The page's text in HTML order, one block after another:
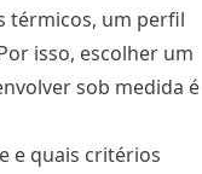
térmicos, um perfil
isso, escolher um
sob medida é
e quais critérios